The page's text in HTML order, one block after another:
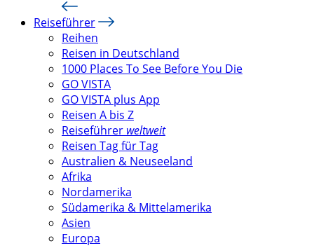
Reiseführer
Reihen
Reisen in Deutschland
1000 Places To See Before You Die
GO VISTA
GO VISTA plus App
Reisen A bis Z
Reiseführer weltweit
Reisen Tag für Tag
Australien & Neuseeland
Afrika
Nordamerika
Südamerika & Mittelamerika
Asien
Europa